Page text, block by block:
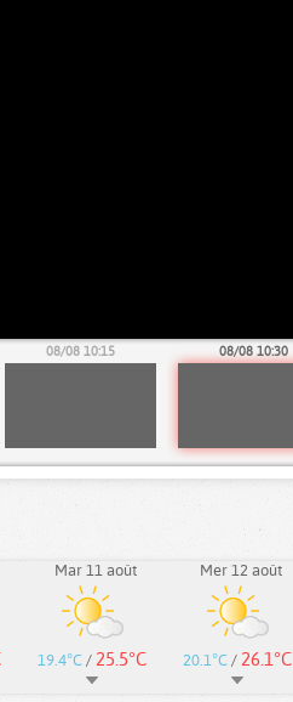
08/08 10:15 08/08 10:30
Mar 11 août
19.4°C / 25.5°C
Mer 12 août
20.1°C / 26.1°C